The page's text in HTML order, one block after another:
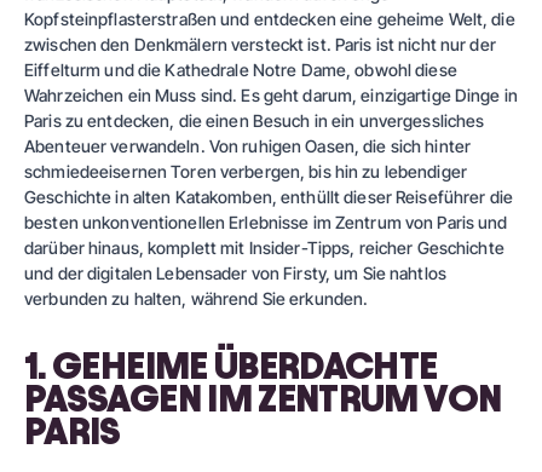
Kopfsteinpflasterstraßen und entdecken eine geheime Welt, die
zwischen den Denkmälern versteckt ist. Paris ist nicht nur der
Eiffelturm und die Kathedrale Notre Dame, obwohl diese
Wahrzeichen ein Muss sind. Es geht darum, einzigartige Dinge in
Paris zu entdecken, die einen Besuch in ein unvergessliches
Abenteuer verwandeln. Von ruhigen Oasen, die sich hinter
schmiedeeisernen Toren verbergen, bis hin zu lebendiger
Geschichte in alten Katakomben, enthüllt dieser Reiseführer die
besten unkonventionellen Erlebnisse im Zentrum von Paris und
darüber hinaus, komplett mit Insider-Tipps, reicher Geschichte
und der digitalen Lebensader von Firsty, um Sie nahtlos
verbunden zu halten, während Sie erkunden.
1. GEHEIME ÜBERDACHTE
PASSAGEN IM ZENTRUM VON
PARIS